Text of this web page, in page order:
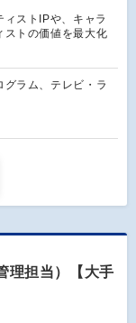
ストIPや、キャラ
ストの価値を最大化
ラム、テレビ・ラ
理担当）【大手